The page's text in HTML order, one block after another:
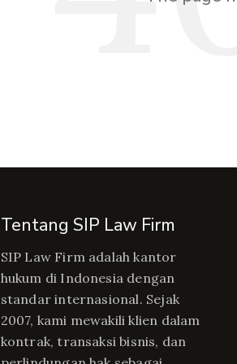
Tentang SIP Law Firm
SIP Law Firm adalah kantor
hukum di Indonesia dengan
standar internasional. Sejak
2007, kami mewakili klien dalam
kontrak, transaksi bisnis, dan